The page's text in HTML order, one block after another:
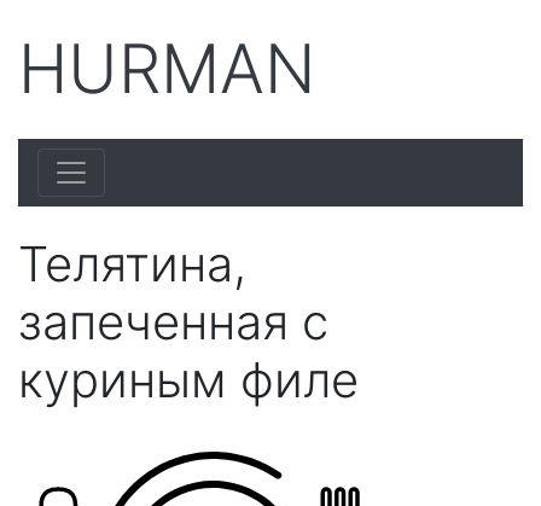
HURMAN
Телятина,
запеченная с
куриным филе